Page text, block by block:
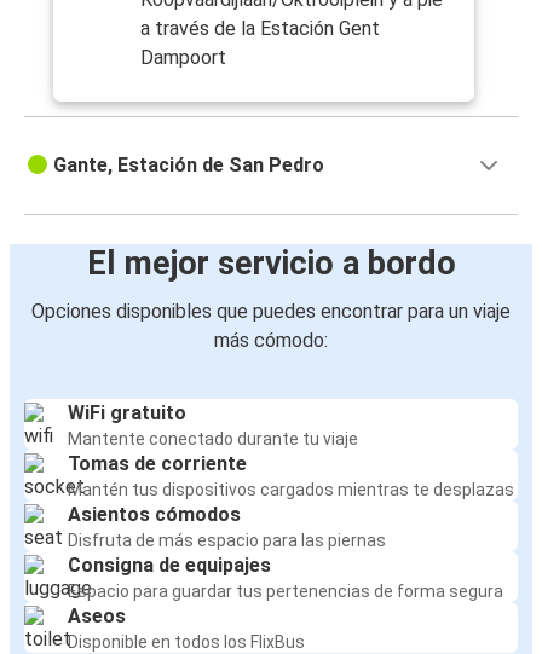
a través de la Estación Gent
Dampoort
Gante, Estación de San Pedro
El mejor servicio a bordo
Opciones disponibles que puedes encontrar para un viaje
más cómodo:
WiFi gratuito
Mantente conectado durante tu viaje
Tomas de corriente
Mantén tus dispositivos cargados mientras te desplazas
Asientos cómodos
Disfruta de más espacio para las piernas
Consigna de equipajes
Espacio para guardar tus pertenencias de forma segura
Aseos
Disponible en todos los FlixBus